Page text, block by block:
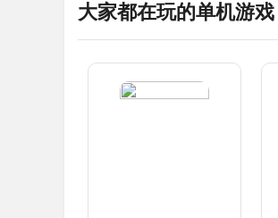
大家都在玩的单机游戏